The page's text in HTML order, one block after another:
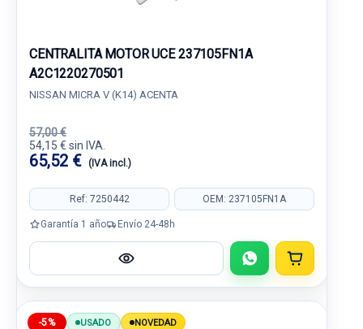
CENTRALITA MOTOR UCE 237105FN1A
A2C1220270501
NISSAN MICRA V (K14) ACENTA
57,00 €
54,15 € sin IVA.
65,52 € (IVA incl.)
Ref: 7250442 OEM: 237105FN1A
Garantía 1 año Envío 24-48h
-5% USADO NOVEDAD